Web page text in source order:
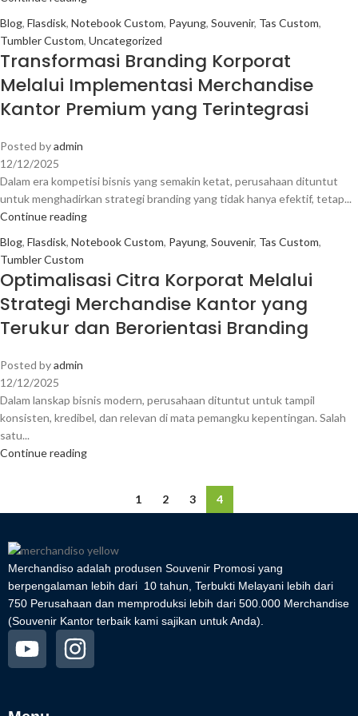
Blog, Flasdisk, Notebook Custom, Payung, Souvenir, Tas Custom,
Tumbler Custom, Uncategorized
Transformasi Branding Korporat
Melalui Implementasi Merchandise
Kantor Premium yang Terintegrasi
Posted byadmin
12/12/2025
Dalam era kompetisi bisnis yang semakin ketat, perusahaan dituntut
untuk menghadirkan strategi branding yang tidak hanya efektif, tetap...
Continue reading
Blog, Flasdisk, Notebook Custom, Payung, Souvenir, Tas Custom,
Tumbler Custom
Optimalisasi Citra Korporat Melalui
Strategi Merchandise Kantor yang
Terukur dan Berorientasi Branding
Posted byadmin
12/12/2025
Dalam lanskap bisnis modern, perusahaan dituntut untuk tampil
konsisten, kredibel, dan relevan di mata pemangku kepentingan. Salah
satu...
Continue reading
1 2 3 4
Merchandiso adalah produsen Souvenir Promosi yang
berpengalaman lebih dari 10 tahun, Terbukti Melayani lebih dari
750 Perusahaan dan memproduksi lebih dari 500.000 Merchandise
(Souvenir Kantor terbaik kami sajikan untuk Anda).